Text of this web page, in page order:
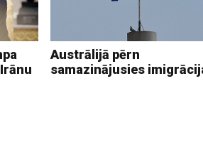
Austrālijā pērn
samazinājusies